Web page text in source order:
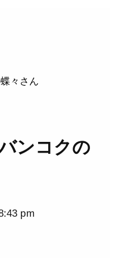
々さん
ンコクの
pm